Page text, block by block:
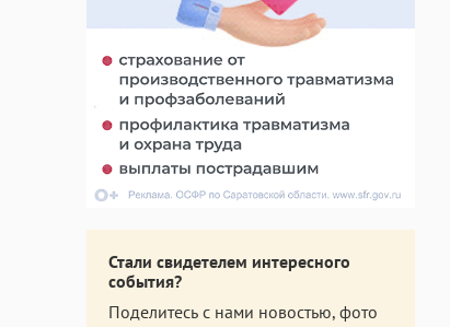
Стали свидетелем интересного
события?
Поделитесь с нами новостью, фото